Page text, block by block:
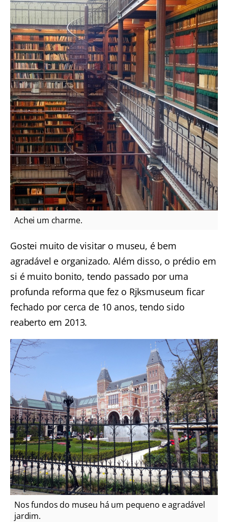
Achei um charme.
Gostei muito de visitar o museu, é bem
agradável e organizado. Além disso, o prédio em
si é muito bonito, tendo passado por uma
profunda reforma que fez o Rjksmuseum ficar
fechado por cerca de 10 anos, tendo sido
reaberto em 2013.
Nos fundos do museu há um pequeno e agradável
jardim.